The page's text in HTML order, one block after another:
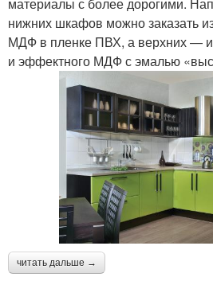
нижних шкафов можно заказать
МДФ в пленке ПВХ, а верхних —
и эффектного МДФ с эмалью
читать дальше →